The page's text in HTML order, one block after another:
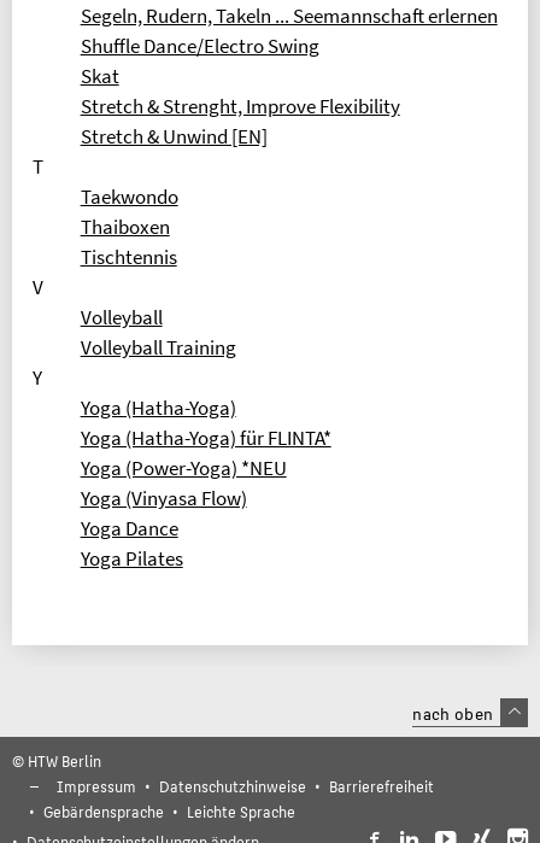
Segeln, Rudern, Takeln ... Seemannschaft erlernen
Shuffle Dance/Electro Swing
Skat
Stretch & Strenght, Improve Flexibility
Stretch & Unwind [EN]
T
Taekwondo
Thaiboxen
Tischtennis
V
Volleyball
Volleyball Training
Y
Yoga (Hatha-Yoga)
Yoga (Hatha-Yoga) für FLINTA*
Yoga (Power-Yoga) *NEU
Yoga (Vinyasa Flow)
Yoga Dance
Yoga Pilates
nach oben
© HTW Berlin
Impressum
Datenschutzhinweise
Barrierefreiheit
Gebärdensprache
Leichte Sprache